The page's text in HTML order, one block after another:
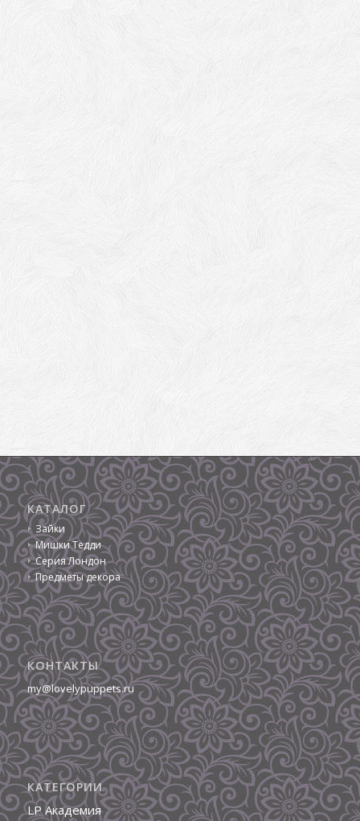
КАТАЛОГ
Зайки
Мишки Тедди
Серия Лондон
Предметы декора
КОНТАКТЫ
my@lovelypuppets.ru
КАТЕГОРИИ
LP Академия